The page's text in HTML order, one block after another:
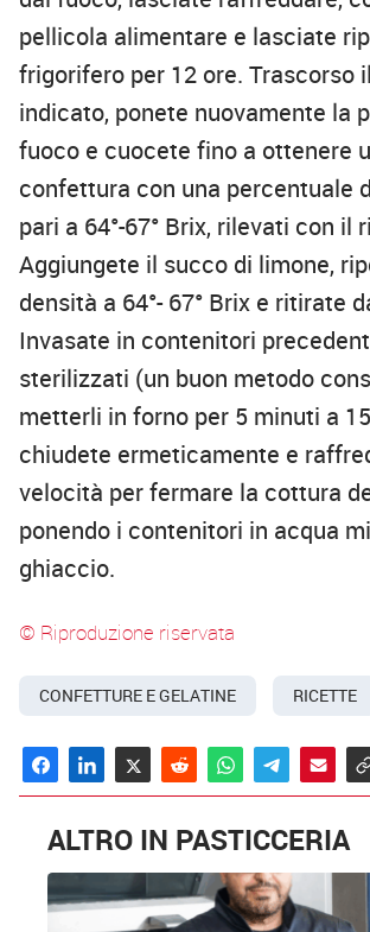
pellicola alimentare e lasciate
frigorifero per 12 ore. Trascorso
indicato, ponete nuovamente la
fuoco e cuocete fino a ottenere
confettura con una percentuale
pari a 64°-67° Brix, rilevati con il
Aggiungete il succo di limone,
densità a 64°- 67° Brix e ritirate
Invasate in contenitori
sterilizzati (un buon metodo
metterli in forno per 5 minuti a
chiudete ermeticamente e
velocità per fermare la cottura
ponendo i contenitori in acqua
ghiaccio.
© Riproduzione riservata
CONFETTURE E GELATINE RICETTE
ALTRO IN PASTICCERIA